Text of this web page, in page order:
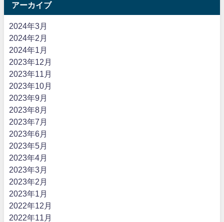
アーカイブ
2024年3月
2024年2月
2024年1月
2023年12月
2023年11月
2023年10月
2023年9月
2023年8月
2023年7月
2023年6月
2023年5月
2023年4月
2023年3月
2023年2月
2023年1月
2022年12月
2022年11月